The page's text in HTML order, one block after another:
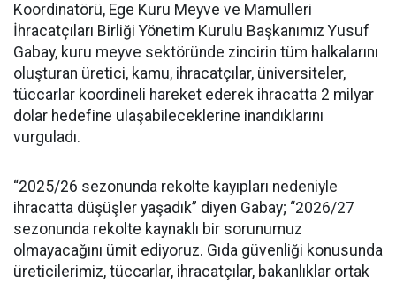
Koordinatörü, Ege Kuru Meyve ve Mamulleri
İhracatçıları Birliği Yönetim Kurulu Başkanımız Yusuf
Gabay, kuru meyve sektöründe zincirin tüm halkalarını
oluşturan üretici, kamu, ihracatçılar, üniversiteler,
tüccarlar koordineli hareket ederek ihracatta 2 milyar
dolar hedefine ulaşabileceklerine inandıklarını
vurguladı.
“2025/26 sezonunda rekolte kayıpları nedeniyle
ihracatta düşüşler yaşadık” diyen Gabay; “2026/27
sezonunda rekolte kaynaklı bir sorunumuz
olmayacağını ümit ediyoruz. Gıda güvenliği konusunda
üreticilerimiz, tüccarlar, ihracatçılar, bakanlıklar ortak